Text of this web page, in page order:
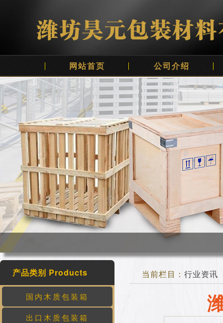
网站首页 公司介绍
产品类别 Products
国内木质包装箱
出口木质包装箱
当前栏目： 行业资讯